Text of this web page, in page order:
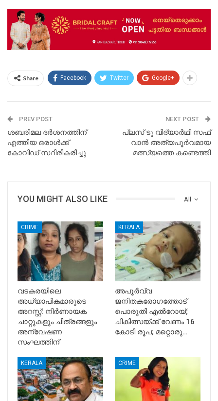
Share Facebook Twitter Google+
PREV POST
ശബരിമല ദര്‍ശനത്തിന്
എത്തിയ ഒരാള്‍ക്ക്
കോവിഡ് സ്ഥിരീകരിച്ചു
NEXT POST
പ്ലസ് ടു വിദ്യാർഥി സഫ്
വാൻ അത്യപൂർവമായ
മത്സ്യത്തെ കണ്ടെത്തി
All
YOU MIGHT ALSO LIKE
CRIME
വടകരയിലെ
അധ്യാപികമാരുടെ
അറസ്റ്റ്: നിർണായക
ചാറ്റുകളും ചിത്രങ്ങളും
അന്വേഷണ
സംഘത്തിന്
KERALA
അപൂര്‍വ്വ
ജനിതകരോഗത്തോട്
പൊരുതി എല്‍റോയ്;
ചികിത്സയ്ക്ക് വേണം 16
കോടി രൂപ; മറ്റൊരു…
KERALA CRIME